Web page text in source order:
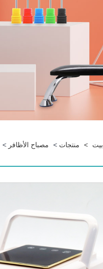
بيت > منتجات > مصباح الأظافر >